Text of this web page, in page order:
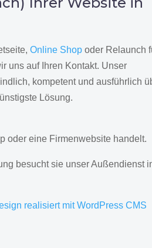
Online Shopoder Relaunch
uns auf Ihren Kontakt. Unser
kompetent und ausführlich
Lösung.
oder eine Firmenwebsite handelt.
besucht sie unser Außendienst
realisiert mit WordPress CMS